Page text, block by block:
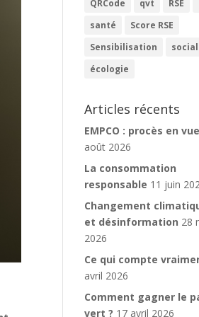
QRCode qvt RSE
santé
Score RSE
Sensibilisation
social
écologie
Articles récents
EMPCO : procès en
août 2026
La consommation
responsable 11 juin
Changement
et désinformation 28
2026
Ce qui compte
avril 2026
Comment gagner le
vert ? 17 avril 2026